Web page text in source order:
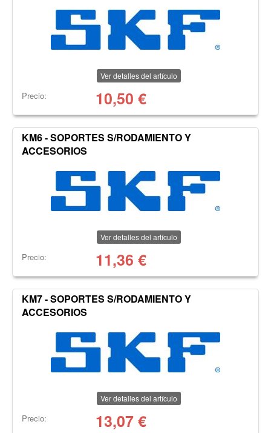
Ver detalles del artículo
Precio: 10,50 €
KM6 - SOPORTES S/RODAMIENTO Y
ACCESORIOS
Ver detalles del artículo
Precio: 11,36 €
KM7 - SOPORTES S/RODAMIENTO Y
ACCESORIOS
Ver detalles del artículo
Precio: 13,07€